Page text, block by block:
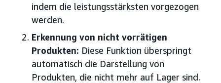
indem die leistungsstärksten vorgezogen
werden.
Erkennung von nicht vorrätigen
Produkten: Diese Funktion überspringt
automatisch die Darstellung von
Produkten, die nicht mehr auf Lager sind.